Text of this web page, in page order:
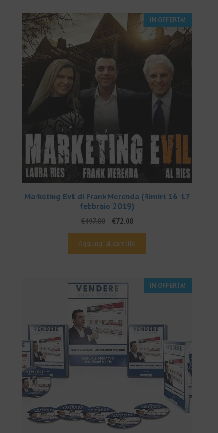
IN OFFERTA!
Marketing Evil di Frank Merenda (Rimini 16-17
febbraio 2019)
€497.00
Il
prezzo
originale
€72.00Il
prezzo
attuale
Aggiungi al carrello
IN OFFERTA!